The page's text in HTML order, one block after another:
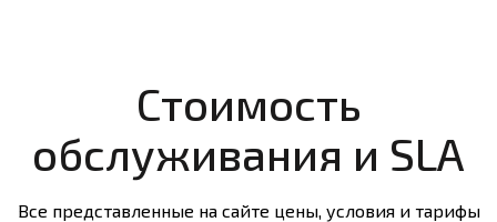
Стоимость
обслуживания и SLA
Все представленные на сайте цены, условия и тарифы